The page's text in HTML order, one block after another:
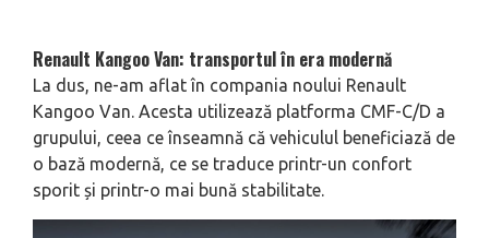
Renault Kangoo Van: transportul în era modernă
La dus, ne-am aflat în compania noului Renault
Kangoo Van. Acesta utilizează platforma CMF-C/D a
grupului, ceea ce înseamnă că vehiculul beneficiază de
o bază modernă, ce se traduce printr-un confort
sporit și printr-o mai bună stabilitate.